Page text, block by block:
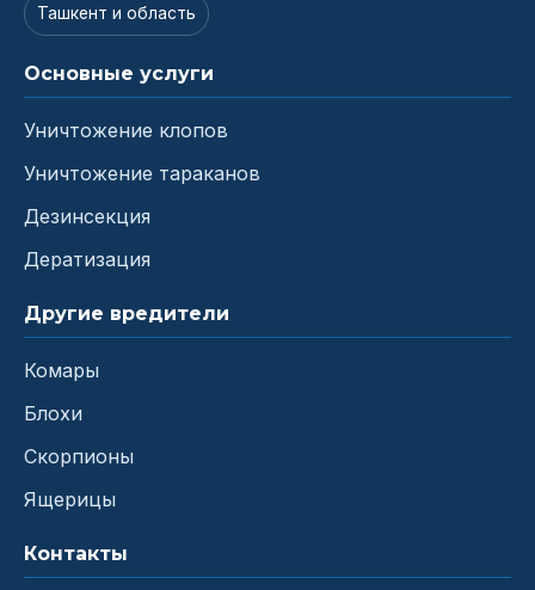
Ташкент и область
Основные услуги
Уничтожение клопов
Уничтожение тараканов
Дезинсекция
Дератизация
Другие вредители
Комары
Блохи
Скорпионы
Ящерицы
Контакты